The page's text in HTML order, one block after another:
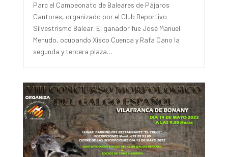
Parc el Campeonato de Baleares de Pájaros
Cantores, organizado por el Club Deportivo
Silvestrismo Balear. El ganador fue José Manuel
Menudo, ocupando Xisco Cuenca y Rafa Cano la
segunda y tercera plaza…